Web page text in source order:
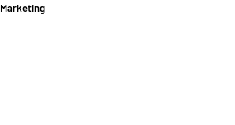
Marketing